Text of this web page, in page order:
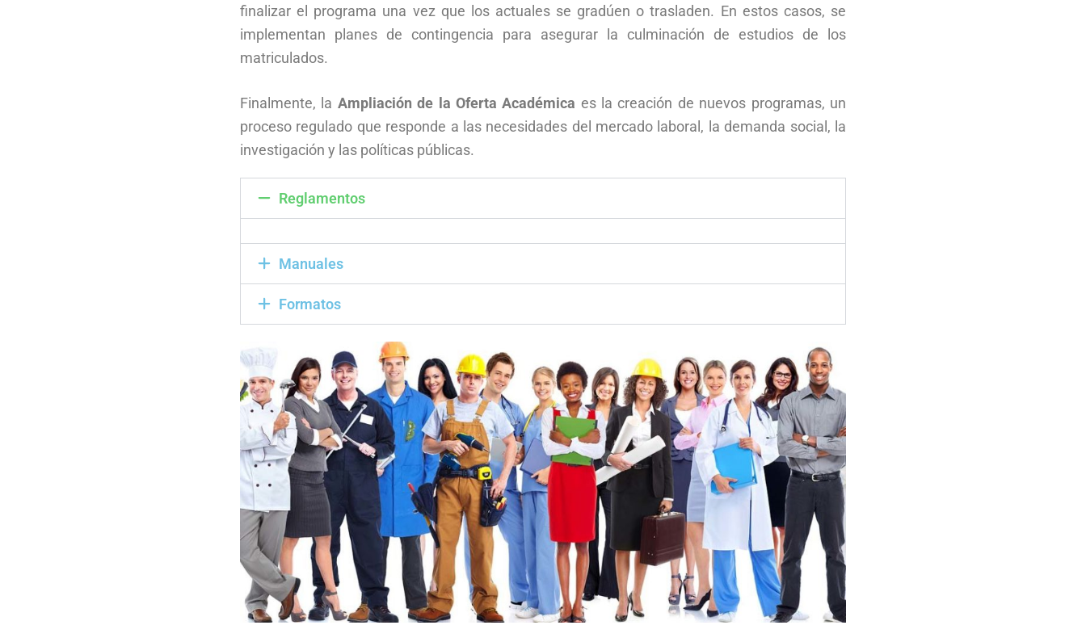
finalizar el programa una vez que los actuales se gradúen o trasladen. En estos casos, se
implementan planes de contingencia para asegurar la culminación de estudios de los
matriculados.
Finalmente, la Ampliación de la Oferta Académica es la creación de nuevos programas, un
proceso regulado que responde a las necesidades del mercado laboral, la demanda social, la
investigación y las políticas públicas.
Reglamentos
Manuales
Formatos